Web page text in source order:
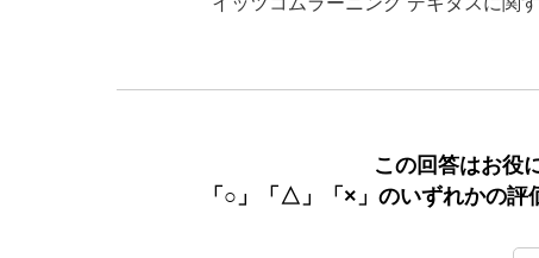
この回答はお役
「○」「△」「×」のいずれかの評